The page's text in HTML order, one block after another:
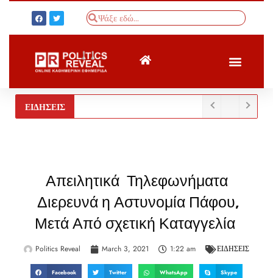
ΕΙΔΗΣΕΙΣ
Απειλητικά Τηλεφωνήματα
Διερευνά η Αστυνομία Πάφου,
Μετά Από σχετική Καταγγελία
Politics Reveal March 3, 2021 1:22 am ΕΙΔΗΣΕΙΣ
Facebook Twitter WhatsApp Skype